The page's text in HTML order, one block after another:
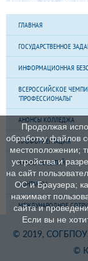
ГЛАВНАЯ
ГОСУДАРСТВЕННОЕ
ИНФОРМАЦИОННАЯ
ВСЕРОССИЙСКОЕ
"ПРОФЕССИОНАЛЫ"
АНОНСЫ КОЛЛЕДЖА
ПРОФОРИЕНТАЦИЯ
АРХИВ СОБЫТИЙ
КОНТАКТЫ
МЕЖДУНАРОДНОЕ
© 2019, СОГБПОУ
©
Продолжая
обработку файлов
местоположении;
устройства и
на сайт
ОС и Браузера;
нажимает
сайта и
Если вы не